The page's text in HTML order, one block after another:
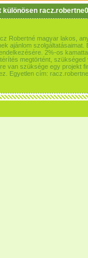
különösen
Robertné magyar lakos,
ajánlom szolgáltatásaimat.
2%-os
megtörtént, szükséged
van szüksége egy projekt
Egyetlen cím: